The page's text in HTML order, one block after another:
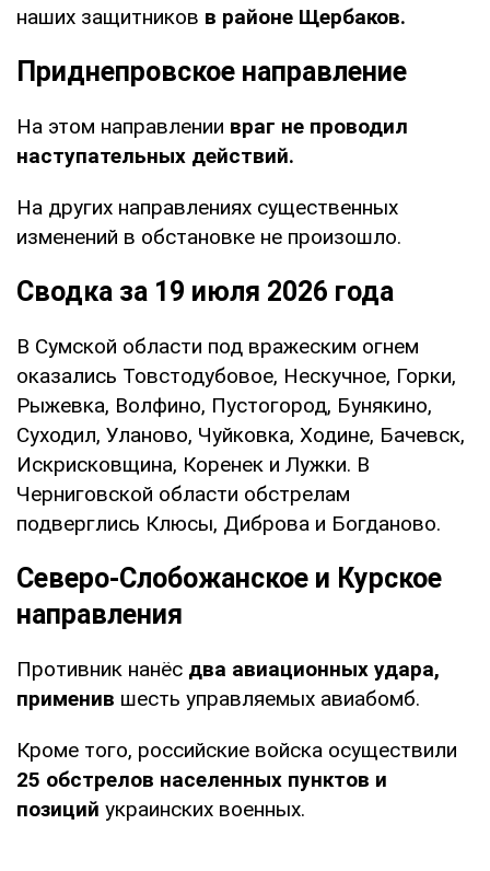
наших защитников в районе Щербаков.
Приднепровское направление
На этом направлении враг не проводил
наступательных действий.
На других направлениях существенных
изменений в обстановке не произошло.
Сводка за 19 июля 2026 года
В Сумской области под вражеским огнем
оказались Товстодубовое, Нескучное, Горки,
Рыжевка, Волфино, Пустогород, Бунякино,
Суходил, Уланово, Чуйковка, Ходине, Бачевск,
Искрисковщина, Коренек и Лужки. В
Черниговской области обстрелам
подверглись Клюсы, Диброва и Богданово.
Северо-Слобожанское и Курское
направления
Противник нанёс два авиационных удара,
применив шесть управляемых авиабомб.
Кроме того, российские войска осуществили
25 обстрелов населенных пунктов и
позиций украинских военных.